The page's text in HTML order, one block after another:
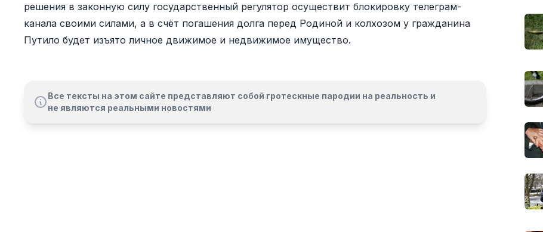
решения в законную силу государственный регулятор осуществит блокировку телеграм-
канала своими силами, а в счёт погашения долга перед Родиной и колхозом у гражданина
Путило будет изъято личное движимое и недвижимое имущество.
Все тексты на этом сайте представляют собой гротескные пародии на реальность и
не являются реальными новостями